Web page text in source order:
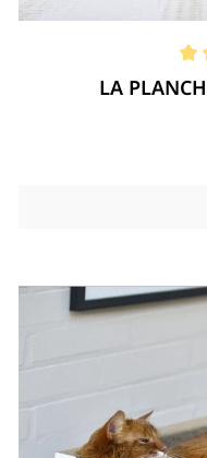
Note moyenne de 5
LA